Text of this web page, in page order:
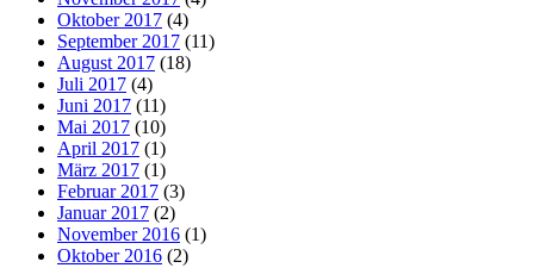
Oktober 2017 (4)
September 2017 (11)
August 2017 (18)
Juli 2017 (4)
Juni 2017 (11)
Mai 2017 (10)
April 2017 (1)
März 2017 (1)
Februar 2017 (3)
Januar 2017 (2)
November 2016 (1)
Oktober 2016 (2)